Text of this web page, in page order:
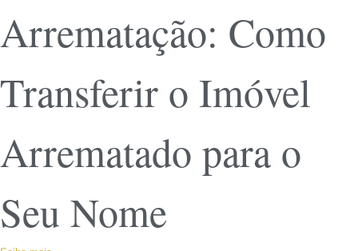
Arrematação: Como
Transferir o Imóvel
Arrematado para o
Seu Nome